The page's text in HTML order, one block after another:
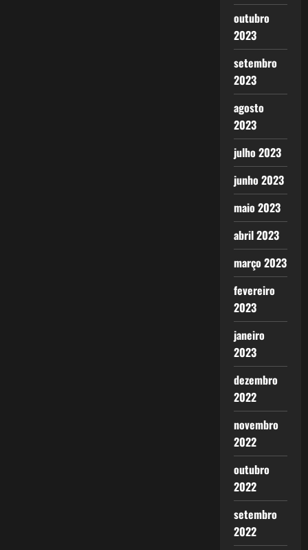
outubro
2023
setembro
2023
agosto
2023
julho 2023
junho 2023
maio 2023
abril 2023
março 2023
fevereiro
2023
janeiro
2023
dezembro
2022
novembro
2022
outubro
2022
setembro
2022